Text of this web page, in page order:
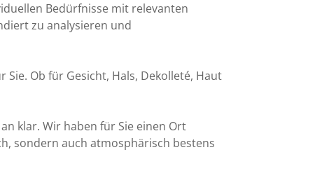
Bedürfnisse mit relevanten
zu analysieren und
Ob für Gesicht, Hals, Dekolleté, Haut
klar. Wir haben für Sie einen Ort
sondern auch atmosphärisch bestens